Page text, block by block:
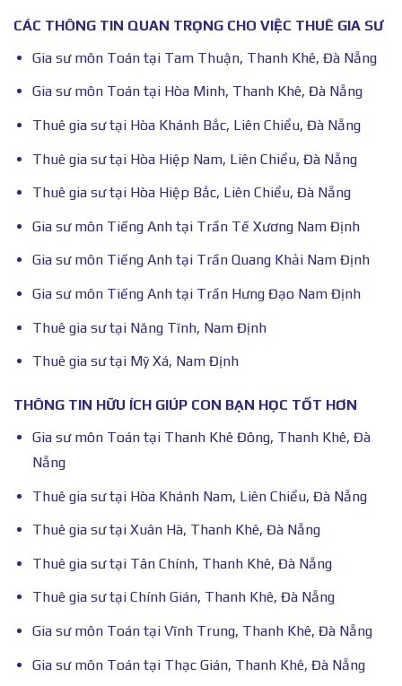
CÁC THÔNG TIN QUAN TRỌNG CHO VIỆC THUÊ GIA SƯ
Gia sư môn Toán tại Tam Thuận, Thanh Khê, Đà Nẵng
Gia sư môn Toán tại Hòa Minh, Thanh Khê, Đà Nẵng
Thuê gia sư tại Hòa Khánh Bắc, Liên Chiểu, Đà Nẵng
Thuê gia sư tại Hòa Hiệp Nam, Liên Chiểu, Đà Nẵng
Thuê gia sư tại Hòa Hiệp Bắc, Liên Chiểu, Đà Nẵng
Gia sư môn Tiếng Anh tại Trần Tế Xương Nam Định
Gia sư môn Tiếng Anh tại Trần Quang Khải Nam Định
Gia sư môn Tiếng Anh tại Trần Hưng Đạo Nam Định
Thuê gia sư tại Năng Tĩnh, Nam Định
Thuê gia sư tại Mỹ Xá, Nam Định
THÔNG TIN HỮU ÍCH GIÚP CON BẠN HỌC TỐT HƠN
Gia sư môn Toán tại Thanh Khê Đông, Thanh Khê, Đà
Nẵng
Thuê gia sư tại Hòa Khánh Nam, Liên Chiểu, Đà Nẵng
Thuê gia sư tại Xuân Hà, Thanh Khê, Đà Nẵng
Thuê gia sư tại Tân Chính, Thanh Khê, Đà Nẵng
Thuê gia sư tại Chính Gián, Thanh Khê, Đà Nẵng
Gia sư môn Toán tại Vĩnh Trung, Thanh Khê, Đà Nẵng
Gia sư môn Toán tại Thạc Gián, Thanh Khê, Đà Nẵng